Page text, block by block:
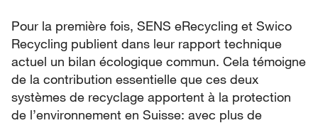
Pour la première fois, SENS eRecycling et Swico
Recycling publient dans leur rapport technique
actuel un bilan écologique commun. Cela témoigne
de la contribution essentielle que ces deux
systèmes de recyclage apportent à la protection
de l’environnement en Suisse: avec plus de